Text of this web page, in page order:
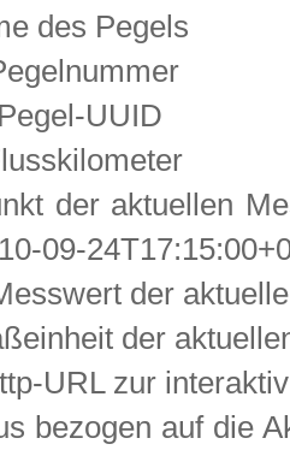
des Pegels
UUID
der aktuellen
09-
der
der
URL zur
bezogen auf die